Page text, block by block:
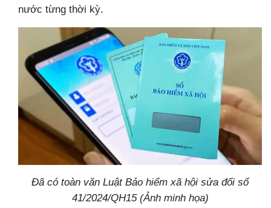
nước từng thời kỳ.
Đã có toàn văn Luật Bảo hiểm xã hội sửa đổi số
41/2024/QH15 (Ảnh minh họa)